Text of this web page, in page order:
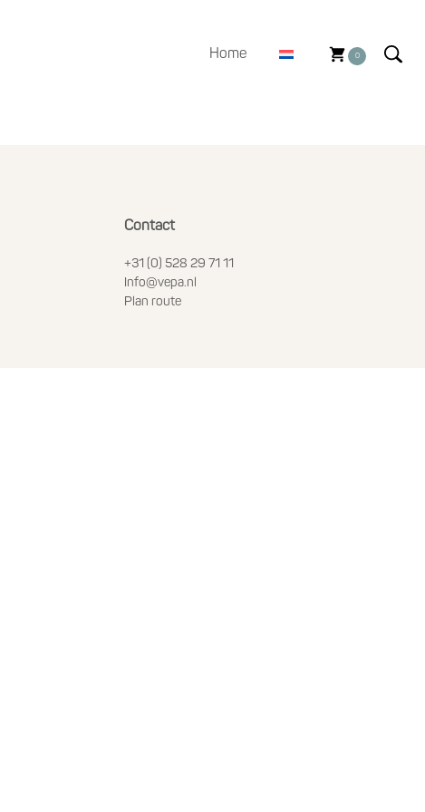
Home 0
Contact
+31 (0) 528 29 71 11
Info@vepa.nl
Plan route